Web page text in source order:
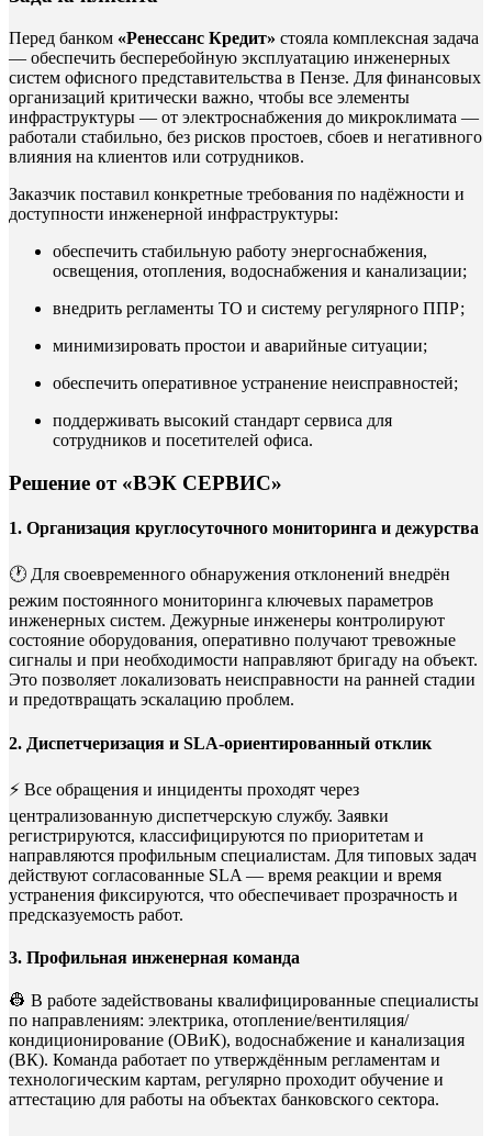
Перед банком «Ренессанс Кредит» стояла комплексная задача
— обеспечить бесперебойную эксплуатацию инженерных
систем офисного представительства в Пензе. Для финансовых
организаций критически важно, чтобы все элементы
инфраструктуры — от электроснабжения до микроклимата —
работали стабильно, без рисков простоев, сбоев и негативного
влияния на клиентов или сотрудников.
Заказчик поставил конкретные требования по надёжности и
доступности инженерной инфраструктуры:
обеспечить стабильную работу энергоснабжения,
освещения, отопления, водоснабжения и канализации;
внедрить регламенты ТО и систему регулярного ППР;
минимизировать простои и аварийные ситуации;
обеспечить оперативное устранение неисправностей;
поддерживать высокий стандарт сервиса для
сотрудников и посетителей офиса.
Решение от «ВЭК СЕРВИС»
1. Организация круглосуточного мониторинга и дежурства
🕐 Для своевременного обнаружения отклонений внедрён
режим постоянного мониторинга ключевых параметров
инженерных систем. Дежурные инженеры контролируют
состояние оборудования, оперативно получают тревожные
сигналы и при необходимости направляют бригаду на объект.
Это позволяет локализовать неисправности на ранней стадии
и предотвращать эскалацию проблем.
2. Диспетчеризация и SLA-ориентированный отклик
⚡ Все обращения и инциденты проходят через
централизованную диспетчерскую службу. Заявки
регистрируются, классифицируются по приоритетам и
направляются профильным специалистам. Для типовых задач
действуют согласованные SLA — время реакции и время
устранения фиксируются, что обеспечивает прозрачность и
предсказуемость работ.
3. Профильная инженерная команда
👷 В работе задействованы квалифицированные специалисты
по направлениям: электрика, отопление/вентиляция/
кондиционирование (ОВиК), водоснабжение и канализация
(ВК). Команда работает по утверждённым регламентам и
технологическим картам, регулярно проходит обучение и
аттестацию для работы на объектах банковского сектора.